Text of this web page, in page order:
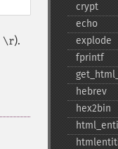
\r).
crypt
echo
explode
fprintf
hebrev
hex2bin